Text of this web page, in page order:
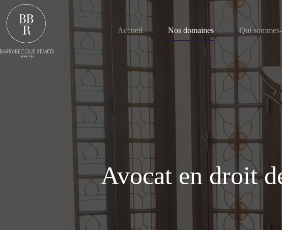
Passer
contenu
Accueil
Nos domaines Qui
Avocat en droit